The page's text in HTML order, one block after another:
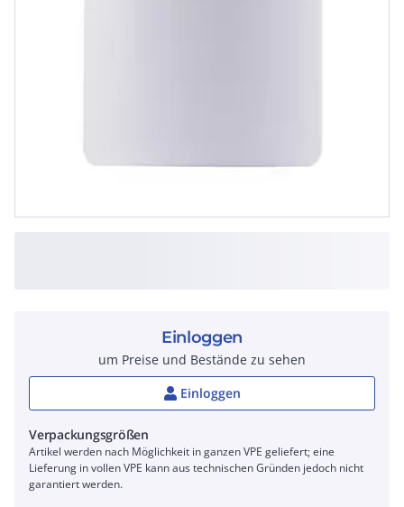
Einloggen
um Preise und Bestände zu sehen
Einloggen
Verpackungsgrößen
Artikel werden nach Möglichkeit in ganzen VPE geliefert; eine
Lieferung in vollen VPE kann aus technischen Gründen jedoch nicht
garantiert werden.